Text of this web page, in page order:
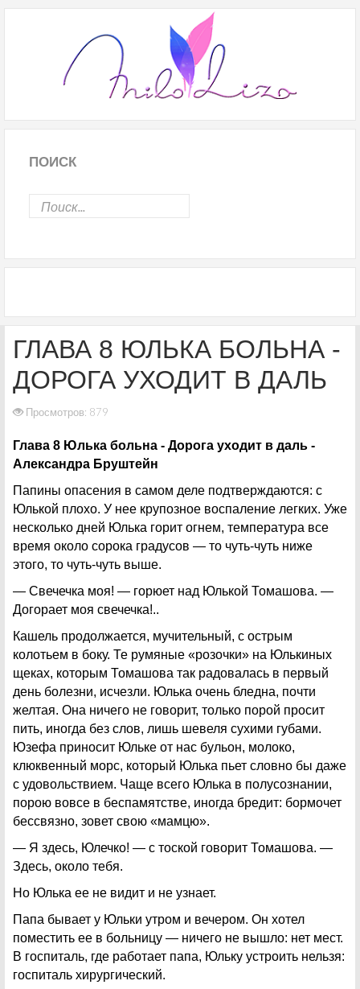
ПОИСК
ГЛАВА 8 ЮЛЬКА БОЛЬНА -
ДОРОГА УХОДИТ В ДАЛЬ
Просмотров: 879
Глава 8 Юлька больна - Дорога уходит в даль -
Александра Бруштейн
Папины опасения в самом деле подтверждаются: с
Юлькой плохо. У нее крупозное воспаление легких. Уже
несколько дней Юлька горит огнем, температура все
время около сорока градусов — то чуть-чуть ниже
этого, то чуть-чуть выше.
— Свечечка моя! — горюет над Юлькой Томашова. —
Догорает моя свечечка!..
Кашель продолжается, мучительный, с острым
колотьем в боку. Те румяные «розочки» на Юлькиных
щеках, которым Томашова так радовалась в первый
день болезни, исчезли. Юлька очень бледна, почти
желтая. Она ничего не говорит, только порой просит
пить, иногда без слов, лишь шевеля сухими губами.
Юзефа приносит Юльке от нас бульон, молоко,
клюквенный морс, который Юлька пьет словно бы даже
с удовольствием. Чаще всего Юлька в полусознании,
порою вовсе в беспамятстве, иногда бредит: бормочет
бессвязно, зовет свою «мамцю».
— Я здесь, Юлечко! — с тоской говорит Томашова. —
Здесь, около тебя.
Но Юлька ее не видит и не узнает.
Папа бывает у Юльки утром и вечером. Он хотел
поместить ее в больницу — ничего не вышло: нет мест.
В госпиталь, где работает папа, Юльку устроить нельзя:
госпиталь хирургический.